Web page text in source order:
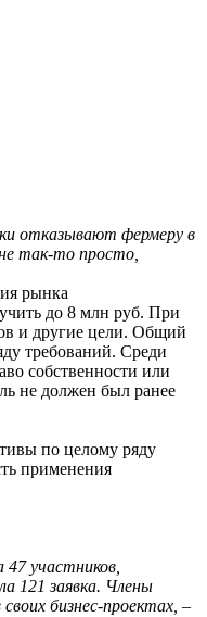
отказывают фермеру в
так-то просто,
рынка
до 8 млн руб. При
и другие цели. Общий
требований. Среди
собственности или
не должен был ранее
по целому ряду
применения
участников,
121 заявка. Члены
бизнес-проектах, –